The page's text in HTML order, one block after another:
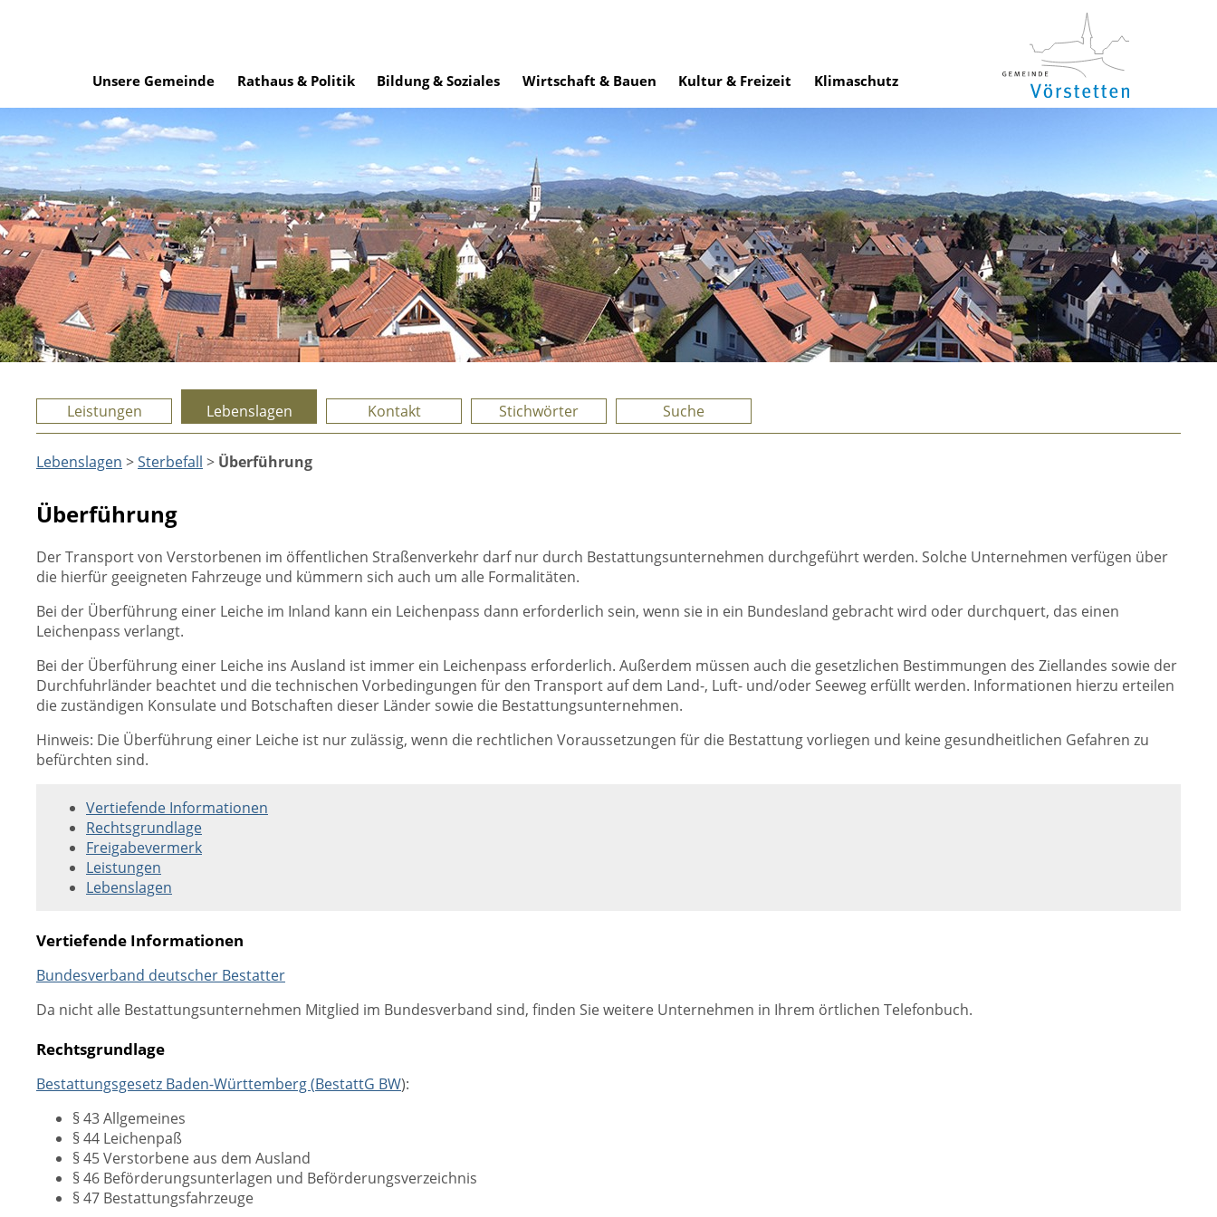
Unsere Gemeinde Rathaus & Politik Bildung & Soziales Wirtschaft & Bauen Kultur & Freizeit Klimaschutz
Leistungen Lebenslagen Kontakt Stichwörter Suche
Lebenslagen >Sterbefall > Überführung
Überführung
Der Transport von Verstorbenen im öffentlichen Straßenverkehr darf nur durch Bestattungsunternehmen durchgeführt werden. Solche Unternehmen verfügen über
die hierfür geeigneten Fahrzeuge und kümmern sich auch um alle Formalitäten.
Bei der Überführung einer Leiche im Inland kann ein Leichenpass dann erforderlich sein, wenn sie in ein Bundesland gebracht wird oder durchquert, das einen
Leichenpass verlangt.
Bei der Überführung einer Leiche ins Ausland ist immer ein Leichenpass erforderlich. Außerdem müssen auch die gesetzlichen Bestimmungen des Ziellandes sowie der
Durchfuhrländer beachtet und die technischen Vorbedingungen für den Transport auf dem Land-, Luft- und/oder Seeweg erfüllt werden. Informationen hierzu erteilen
die zuständigen Konsulate und Botschaften dieser Länder sowie die Bestattungsunternehmen.
Hinweis: Die Überführung einer Leiche ist nur zulässig, wenn die rechtlichen Voraussetzungen für die Bestattung vorliegen und keine gesundheitlichen Gefahren zu
befürchten sind.
Vertiefende Informationen
Rechtsgrundlage
Freigabevermerk
Leistungen
Lebenslagen
Vertiefende Informationen
Bundesverband deutscher Bestatter
Da nicht alle Bestattungsunternehmen Mitglied im Bundesverband sind, finden Sie weitere Unternehmen in Ihrem örtlichen Telefonbuch.
Rechtsgrundlage
Bestattungsgesetz Baden-Württemberg (BestattG BW):
§ 43 Allgemeines
§ 44 Leichenpaß
§ 45 Verstorbene aus dem Ausland
§ 46 Beförderungsunterlagen und Beförderungsverzeichnis
§ 47 Bestattungsfahrzeuge